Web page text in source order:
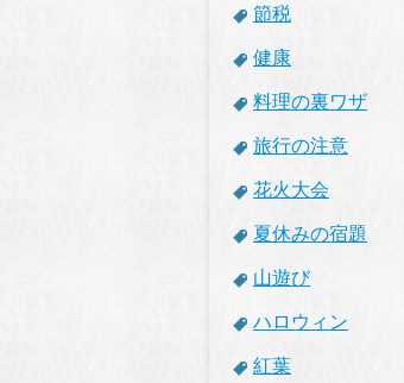
節税
健康
料理の裏ワザ
旅行の注意
花火大会
夏休みの宿題
山遊び
ハロウィン
紅葉